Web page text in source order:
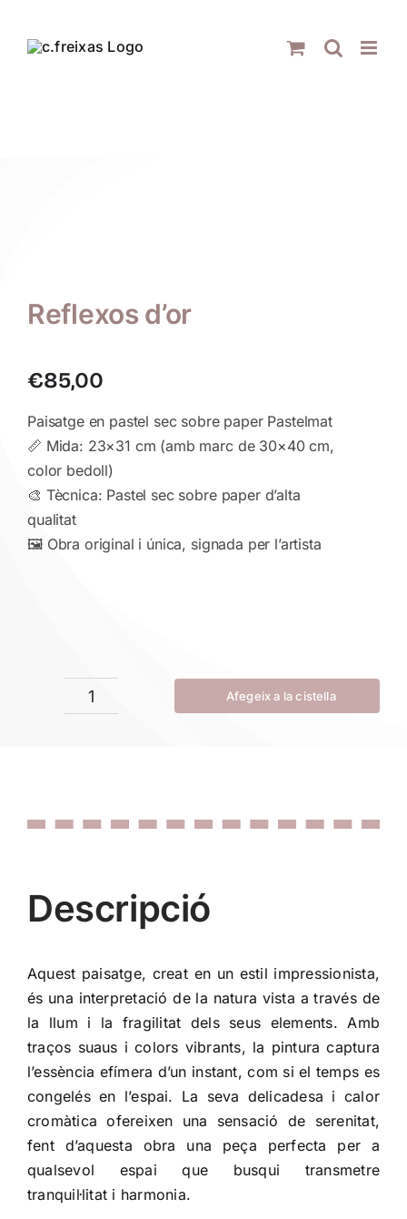
Reflexos d’or
€85,00
Paisatge en pastel sec sobre paper Pastelmat
📏 Mida: 23×31 cm (amb marc de 30×40 cm,
color bedoll)
🎨 Tècnica: Pastel sec sobre paper d’alta
qualitat
🖼 Obra original i única, signada per l’artista
quantitat
Afegeix a la cistella
Descripció
Aquest paisatge, creat en un estil impressionista,
és una interpretació de la natura vista a través de
la llum i la fragilitat dels seus elements. Amb
traços suaus i colors vibrants, la pintura captura
l’essència efímera d’un instant, com si el temps es
congelés en l’espai. La seva delicadesa i calor
cromàtica ofereixen una sensació de serenitat,
fent d’aquesta obra una peça perfecta per a
qualsevol espai que busqui transmetre
tranquil·litat i harmonia.